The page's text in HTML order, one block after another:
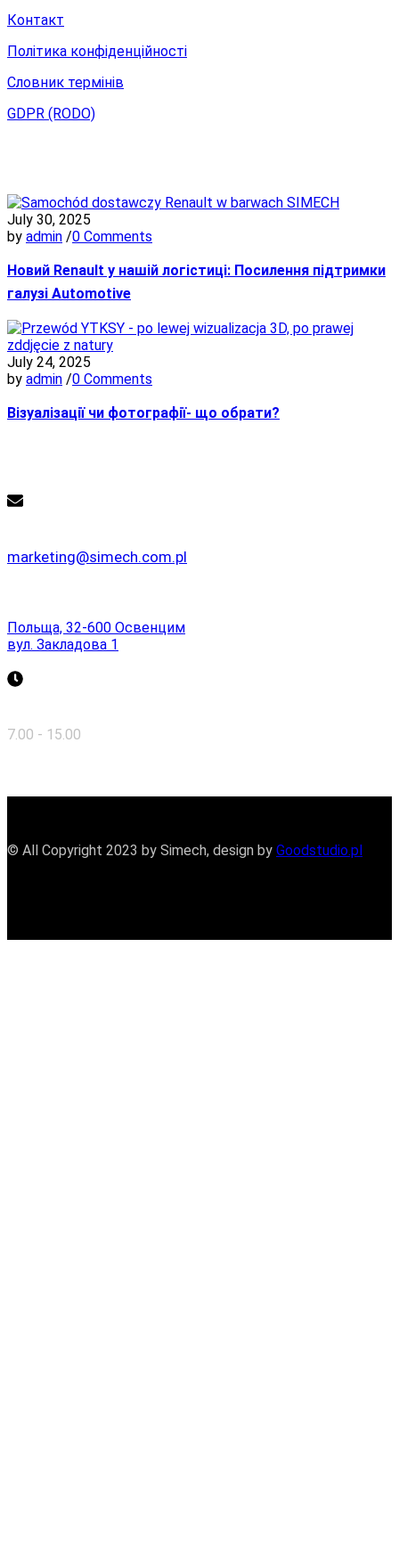
Контакт
Політика конфіденційності
Словник термінів
GDPR (RODO)
July 30, 2025
by admin /0 Comments
Новий Renault у нашій логістиці: Посилення підтримки
галузі Automotive
July 24, 2025
by admin /0 Comments
Візуалізації чи фотографії- що обрати?
marketing@simech.com.pl
Польща, 32-600 Освенцим
вул. Закладова 1
7.00 - 15.00
© All Copyright 2023 by Simech, design by Goodstudio.pl